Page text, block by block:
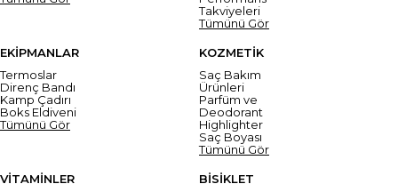
Takviyeleri
Tümünü Gör
EKİPMANLAR
Termoslar
Direnç Bandı
Kamp Çadırı
Boks Eldiveni
Tümünü Gör
KOZMETİK
Saç Bakım
Ürünleri
Parfüm ve
Deodorant
Highlighter
Saç Boyası
Tümünü Gör
VİTAMİNLER
BİSİKLET